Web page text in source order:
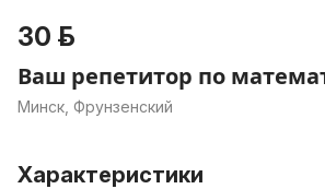
30 р.
Ваш репетитор по
Минск, Фрунзенский
Характеристики